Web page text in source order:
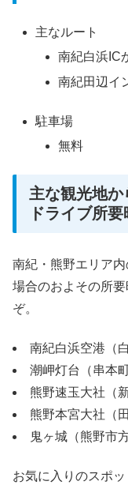
主なルート
南紀白浜IC
南紀田辺イ
駐車場
無料
主な観光地
ドライブ所
南紀・熊野エリア
場合のおよその所
ぞ。
南紀白浜空港（
潮岬灯台（串本
熊野速玉大社（
熊野本宮大社（
鬼ヶ城（熊野市
お気に入りのスポ